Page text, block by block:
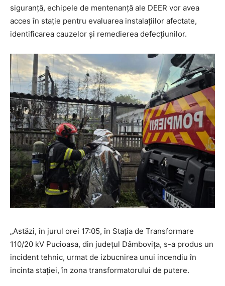
siguranță, echipele de mentenanță ale DEER vor avea
acces în stație pentru evaluarea instalațiilor afectate,
identificarea cauzelor și remedierea defecțiunilor.
„Astăzi, în jurul orei 17:05, în Stația de Transformare
110/20 kV Pucioasa, din județul Dâmbovița, s-a produs un
incident tehnic, urmat de izbucnirea unui incendiu în
incinta stației, în zona transformatorului de putere.